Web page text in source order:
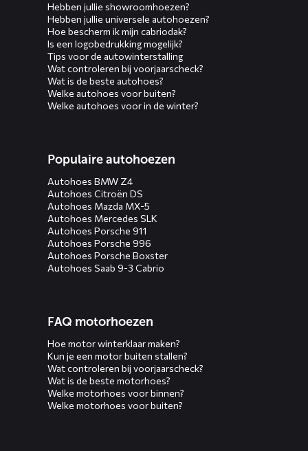
Hebben jullie showroomhoezen?
Hebben jullie universele autohoezen?
Hoe bescherm ik mijn cabriodak?
Is een logobedrukking mogelijk?
Tips voor de autowinterstalling
Wat controleren bij voorjaarscheck?
Wat is de beste autohoes?
Welke autohoes voor buiten?
Welke autohoes voor in de winter?
Populaire autohoezen
Autohoes BMW Z4
Autohoes Citroën DS
Autohoes Mazda MX-5
Autohoes Mercedes SLK
Autohoes Porsche 911
Autohoes Porsche 996
Autohoes Porsche Boxster
Autohoes Saab 9-3 Cabrio
FAQ motorhoezen
Hoe motor winterklaar maken?
Kun je een motor buiten stallen?
Wat controleren bij voorjaarscheck?
Wat is de beste motorhoes?
Welke motorhoes voor binnen?
Welke motorhoes voor buiten?